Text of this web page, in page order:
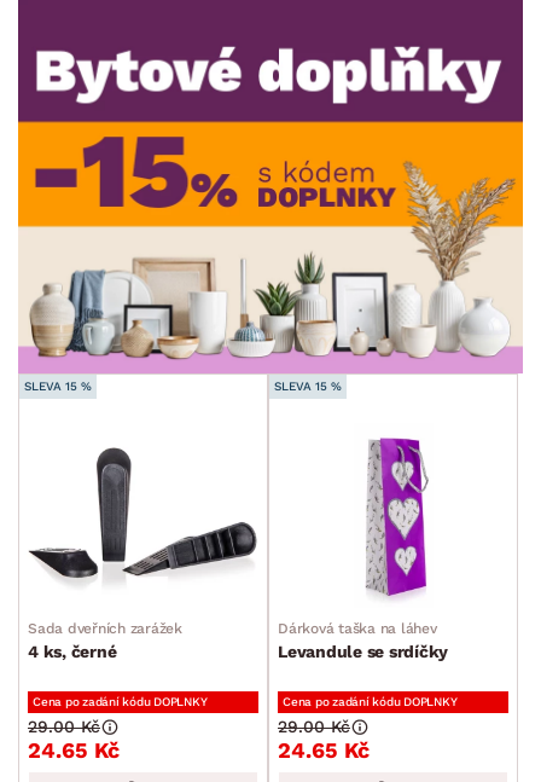
ROZMĚRY
min. max.
min. cm max. cm
min. cm max.
MATERIÁL
POVRCHOVÁ ÚPRAVA
STYL
MÍSTNOST
SKLADOVOST
SLEVA 15 %
Sada dveřních zarážek
4 ks, černé
Cena po zadání kódu DOPLNKY
24.65 Kč
29.00 Kč
SLEVA 15 %
Dárková taška na láhev
Levandule se srdíčky
Cena po zadání kódu DOPLNKY
24.65 Kč
29.00 Kč